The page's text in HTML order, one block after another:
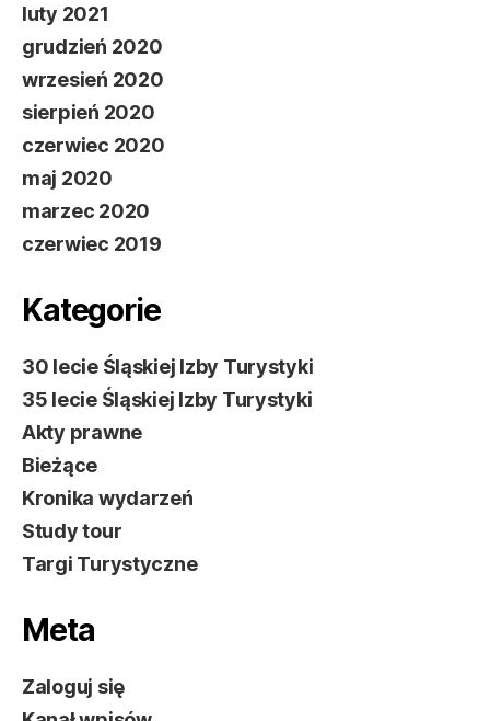
luty 2021
grudzień 2020
wrzesień 2020
sierpień 2020
czerwiec 2020
maj 2020
marzec 2020
czerwiec 2019
Kategorie
30 lecie Śląskiej Izby Turystyki
35 lecie Śląskiej Izby Turystyki
Akty prawne
Bieżące
Kronika wydarzeń
Study tour
Targi Turystyczne
Meta
Zaloguj się